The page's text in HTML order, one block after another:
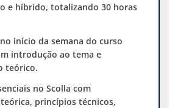
e híbrido, totalizando 30 horas
início da semana do curso
introdução ao tema e
teórico.
no Scolla com
princípios técnicos,